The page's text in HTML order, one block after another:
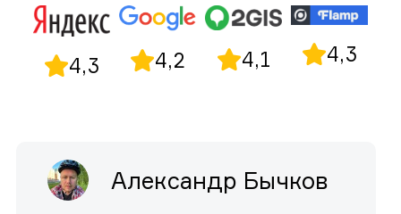
4,3 4,2 4,1 4,3
Александр Бычков